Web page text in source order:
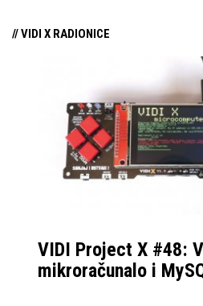
// VIDI X RADIONICE
VIDI Project X #48:
mikroračunalo i